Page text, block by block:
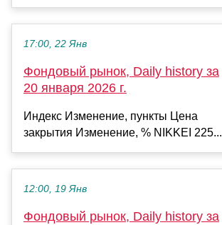
17:00, 22 Янв
Фондовый рынок, Daily history за
20 января 2026 г.
Индекс Изменение, пункты Цена
закрытия Изменение, % NIKKEI 225...
12:00, 19 Янв
Фондовый рынок, Daily history за